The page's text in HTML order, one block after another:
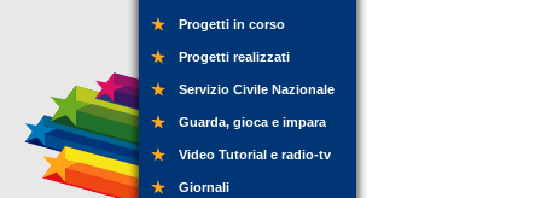
Progetti in corso
Progetti realizzati
Servizio Civile Nazionale
Guarda, gioca e impara
Video Tutorial e radio-tv
Giornali